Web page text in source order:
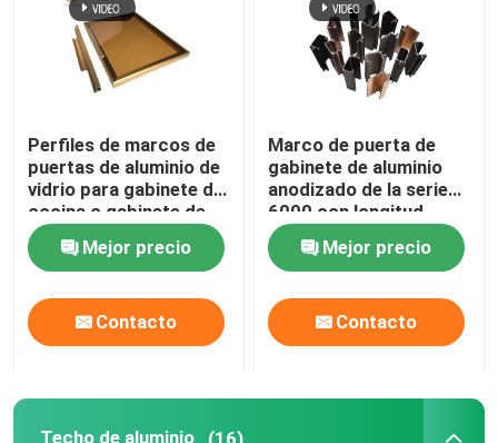
Perfiles de marcos de
puertas de aluminio de
vidrio para gabinete de
cocina o gabinete de
vino
Mejor precio
Contacto
Marco de puerta de
gabinete de aluminio
anodizado de la serie
6000 con longitud
personalizada para
gabinetes de cocina
Mejor precio
Contacto
Techo de aluminio (16)